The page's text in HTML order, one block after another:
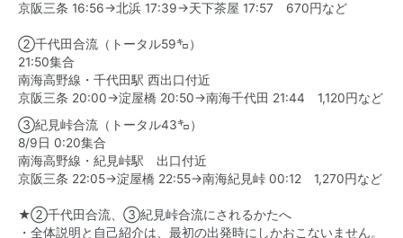
京阪三条 16:56→北浜 17:39→天下茶屋 17:57 670円など
②千代田合流（トータル59㌔）
21:50集合
南海高野線・千代田駅 西出口付近
京阪三条 20:00→淀屋橋 20:50→南海千代田 21:44 1,120円など
③紀見峠合流（トータル43㌔）
8/9日 0:20集合
南海高野線・紀見峠駅 出口付近
京阪三条 22:05→淀屋橋 22:55→南海紀見峠 00:12 1,270円など
★②千代田合流、③紀見峠合流にされるかたへ
・全体説明と自己紹介は、最初の出発時にしかおこないません。